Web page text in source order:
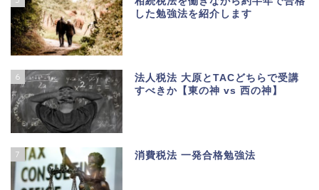
した勉強法を紹介します
6
法人税法 大原とTACどちらで受講
すべきか【東の神 vs 西の神】
7 消費税法 一発合格勉強法